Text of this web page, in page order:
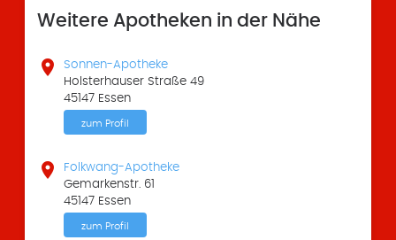
Weitere Apotheken in der Nähe

Sonnen-Apotheke
Holsterhauser Straße 49
45147 Essen
zum Profil

Folkwang-Apotheke
Gemarkenstr. 61
45147 Essen
zum Profil